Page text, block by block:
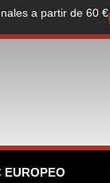
a partir de 60 €
EUROPEO